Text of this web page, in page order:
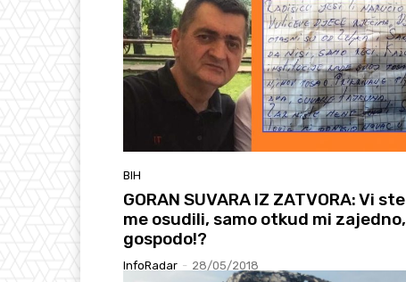
BIH
GORAN SUVARA IZ ZATVORA: Vi ste
me osudili, samo otkud mi zajedno,
gospodo!?
InfoRadar - 28/05/2018